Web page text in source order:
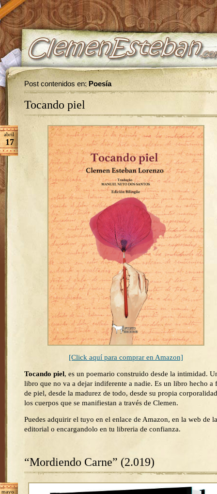
Post contenidos en:Poesía
Tocando piel
abril
17
[Click aquí para comprar en Amazon]
Tocando piel, es un poemario construido desde la intimidad.
libro que no va a dejar indiferente a nadie. Es un libro hecho a
de piel, desde la madurez de todo, desde su propia
los cuerpos que se manifiestan a través de Clemen.
Puedes adquirir el tuyo en el enlace de Amazon, en la web de la
editorial o encargandolo en tu libreria de confianza.
“Mordiendo Carne” (2.019)
mayo